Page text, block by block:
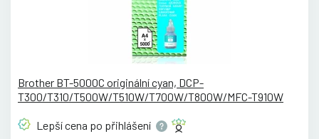
Brother BT-5000C originální cyan, DCP-
T300/T310/T500W/T510W/T700W/T800W/MFC-T910W
Lepší cena po přihlášení